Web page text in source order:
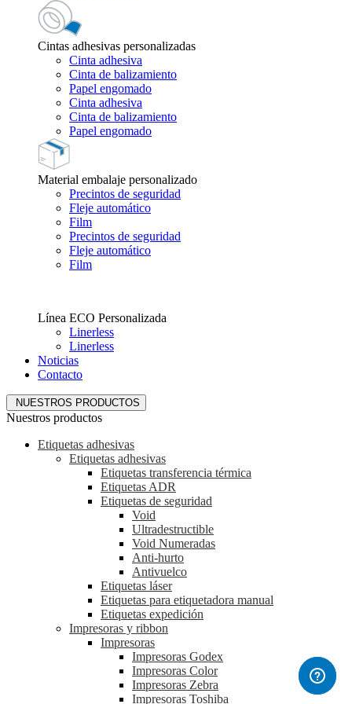
Cintas adhesivas personalizadas
Cinta adhesiva
Cinta de balizamiento
Papel engomado
Cinta adhesiva
Cinta de balizamiento
Papel engomado
Material embalaje personalizado
Precintos de seguridad
Fleje automático
Film
Precintos de seguridad
Fleje automático
Film
Línea ECO Personalizada
Linerless
Linerless
Noticias
Contacto
NUESTROS PRODUCTOS
Nuestros productos
Etiquetas adhesivas
Etiquetas adhesivas
Etiquetas transferencia térmica
Etiquetas ADR
Etiquetas de seguridad
Void
Ultradestructible
Void Numeradas
Anti-hurto
Antivuelco
Etiquetas láser
Etiquetas para etiquetadora manual
Etiquetas expedición
Impresoras y ribbon
Impresoras
Impresoras Godex
Impresoras Color
Impresoras Zebra
Impresoras Toshiba